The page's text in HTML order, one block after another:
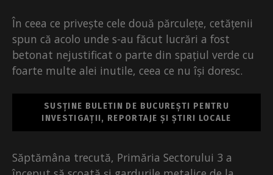
În ceea ce privește cele două părculețe, cetățenii
spun că acolo unde s-au făcut lucrări a fost
betonat nejustificat o parte din spațiul verde cu
foarte multe alei inutile, ceea ce nu își doresc.
SUSȚINE BULETIN DE BUCUREȘTI PENTRU
INVESTIGAȚII, REPORTAJE ȘI ȘTIRI LOCALE
Săptămâna trecută, Primăria Sectorului 3 a